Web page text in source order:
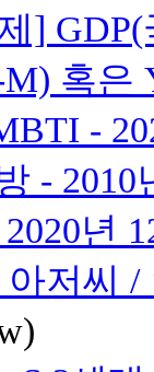
]
혹은
-
- 2010
년
저씨